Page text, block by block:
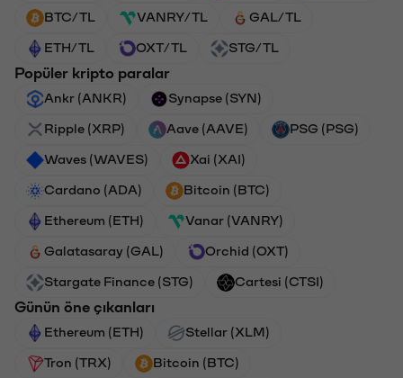
BTC/TL VANRY/TL GAL/TL
ETH/TL OXT/TL STG/TL
Popüler kripto paralar
Ankr (ANKR) Synapse (SYN)
Ripple (XRP) Aave (AAVE) PSG (PSG)
Waves (WAVES) Xai (XAI)
Cardano (ADA) Bitcoin (BTC)
Ethereum (ETH) Vanar (VANRY)
Galatasaray (GAL) Orchid (OXT)
Stargate Finance (STG) Cartesi (CTSI)
Günün öne çıkanları
Ethereum (ETH) Stellar (XLM)
Tron (TRX) Bitcoin (BTC)